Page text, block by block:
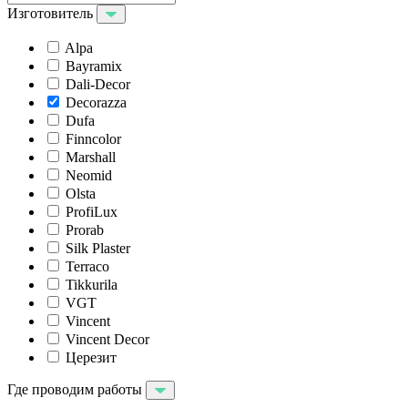
Изготовитель
Alpa
Bayramix
Dali-Decor
Decorazza
Dufa
Finncolor
Marshall
Neomid
Olsta
ProfiLux
Prorab
Silk Plaster
Terraco
Tikkurila
VGT
Vincent
Vincent Decor
Церезит
Где проводим работы